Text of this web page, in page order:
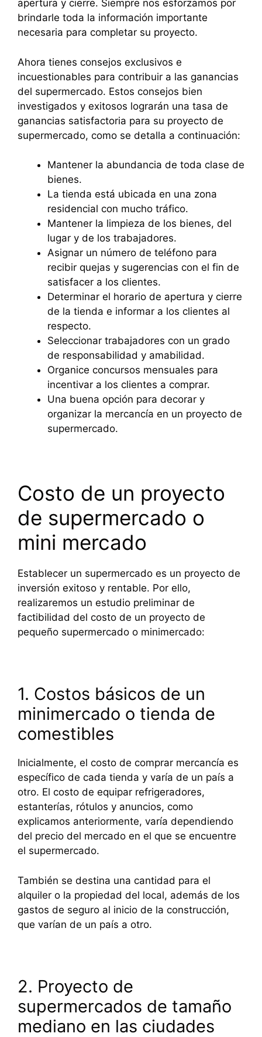
apertura y cierre. Siempre nos esforzamos por
brindarle toda la información importante
necesaria para completar su proyecto.
Ahora tienes consejos exclusivos e
incuestionables para contribuir a las ganancias
del supermercado. Estos consejos bien
investigados y exitosos lograrán una tasa de
ganancias satisfactoria para su proyecto de
supermercado, como se detalla a continuación:
Mantener la abundancia de toda clase de
bienes.
La tienda está ubicada en una zona
residencial con mucho tráfico.
Mantener la limpieza de los bienes, del
lugar y de los trabajadores.
Asignar un número de teléfono para
recibir quejas y sugerencias con el fin de
satisfacer a los clientes.
Determinar el horario de apertura y cierre
de la tienda e informar a los clientes al
respecto.
Seleccionar trabajadores con un grado
de responsabilidad y amabilidad.
Organice concursos mensuales para
incentivar a los clientes a comprar.
Una buena opción para decorar y
organizar la mercancía en un proyecto de
supermercado.
Costo de un proyecto
de supermercado o
mini mercado
Establecer un supermercado es un proyecto de
inversión exitoso y rentable. Por ello,
realizaremos un estudio preliminar de
factibilidad del costo de un proyecto de
pequeño supermercado o minimercado:
1. Costos básicos de un
minimercado o tienda de
comestibles
Inicialmente, el costo de comprar mercancía es
específico de cada tienda y varía de un país a
otro. El costo de equipar refrigeradores,
estanterías, rótulos y anuncios, como
explicamos anteriormente, varía dependiendo
del precio del mercado en el que se encuentre
el supermercado.
También se destina una cantidad para el
alquiler o la propiedad del local, además de los
gastos de seguro al inicio de la construcción,
que varían de un país a otro.
2. Proyecto de
supermercados de tamaño
mediano en las ciudades